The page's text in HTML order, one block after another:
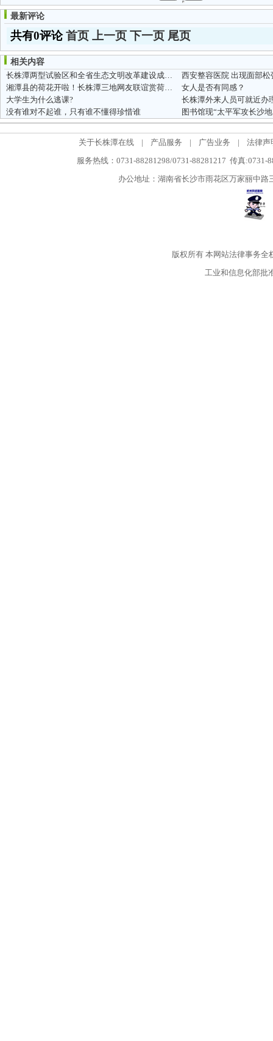
最新评论
共有0评论首页 上一页 下一页 尾页
相关内容
长株潭两型试验区和全省生态文明改革建设成就新闻发布会
湘潭县的荷花开啦！长株潭三地网友联谊赏荷（图）
女人是否有同感？
大学生为什么逃课?
长株潭外来人员可就近办
没有谁对不起谁，只有谁不懂得珍惜谁
关于长株潭在线 | 产品服务 | 广告业务 |
法律声
服务热线：0731-88281298/0731-88281217 传真:0731-
办公地址：湖南省长沙市雨花区万家丽中
版权所有本网站法律事务全
工业和信息化部批